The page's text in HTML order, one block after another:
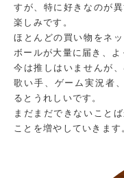
すが、特に好きなのが
楽しみです。
ほとんどの買い物をネ
ボールが大量に届き、よ
今は推しはいませんが
歌い手、ゲーム実況者
るとうれしいです。
まだまだできないこと
ことを増やしていきます